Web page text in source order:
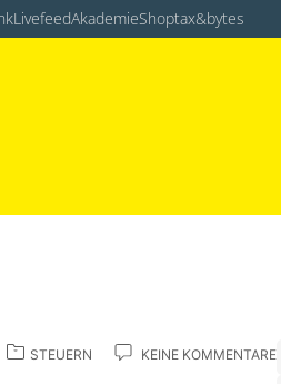
LivefeedAkademieShoptax&bytes
STEUERN KEINE KOMMENTARE